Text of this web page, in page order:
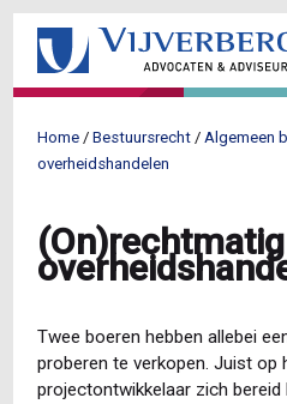
Overslaan
de
gaanKruimelpad
Home Bestuursrecht Algemeen
overheidshandelen
(On)rechtmatig
Twee boeren hebben allebei
proberen te verkopen. Juist op
projectontwikkelaar zich